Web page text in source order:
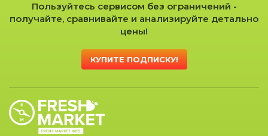
Пользуйтесь сервисом без ограничений -
получайте, сравнивайте и анализируйте детально
цены!
КУПИТЕ ПОДПИСКУ!